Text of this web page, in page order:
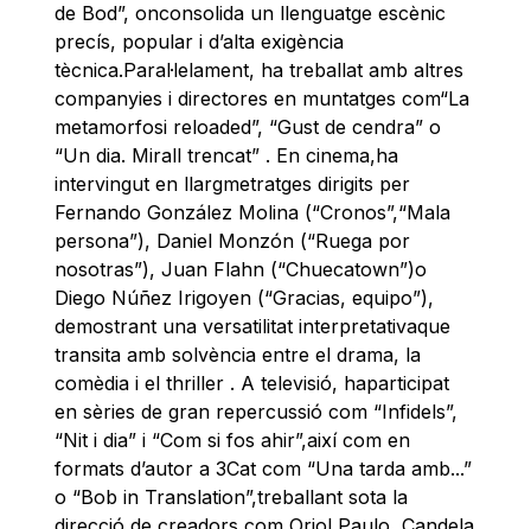
de Bod”, onconsolida un llenguatge escènic
precís, popular i d’alta exigència
tècnica.Paral·lelament, ha treballat amb altres
companyies i directores en muntatges com“La
metamorfosi reloaded”, “Gust de cendra” o
“Un dia. Mirall trencat” . En cinema,ha
intervingut en llargmetratges dirigits per
Fernando González Molina (“Cronos”,“Mala
persona”), Daniel Monzón (“Ruega por
nosotras”), Juan Flahn (“Chuecatown”)o
Diego Núñez Irigoyen (“Gracias, equipo”),
demostrant una versatilitat interpretativaque
transita amb solvència entre el drama, la
comèdia i el thriller . A televisió, haparticipat
en sèries de gran repercussió com “Infidels”,
“Nit i dia” i “Com si fos ahir”,així com en
formats d’autor a 3Cat com “Una tarda amb...”
o “Bob in Translation”,treballant sota la